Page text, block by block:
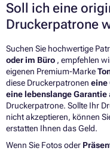
Soll ich eine
Druckerpatrone
Suchen Sie hochwertige
oder im Büro , empfehlen
eigenen Premium-Marke
diese Druckerpatronen eine
eine lebenslange Garantie
Druckerpatrone. Sollte Ihr
nicht akzeptieren, können
erstatten Ihnen das Geld.
Wenn Sie Fotos oder